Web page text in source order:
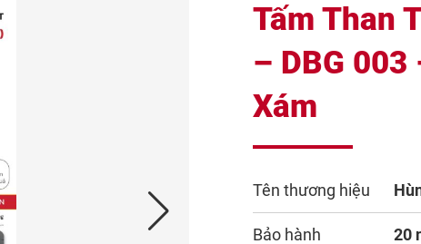
Tấm Than
– DBG 003
Xám
Tên thương hiệu
Bảo hành 20